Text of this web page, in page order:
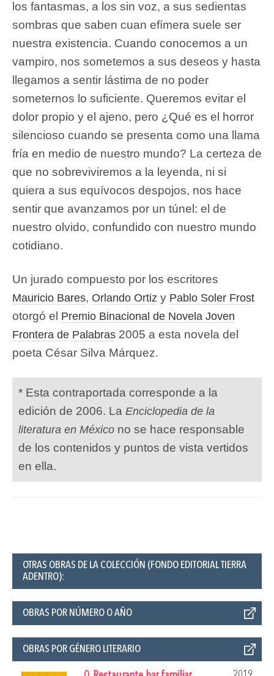
los fantasmas, a los sin voz, a sus sedientas
sombras que saben cuan efímera suele ser
nuestra existencia. Cuando conocemos a un
vampiro, nos sometemos a sus deseos y hasta
llegamos a sentir lástima de no poder
someternos lo suficiente. Queremos evitar el
dolor propio y el ajeno, pero ¿Qué es el horror
silencioso cuando se presenta como una llama
fría en medio de nuestro mundo? La certeza de
que no sobreviviremos a la leyenda, ni si
quiera a sus equívocos despojos, nos hace
sentir que avanzamos por un túnel: el de
nuestro olvido, confundido con nuestro mundo
cotidiano.
Un jurado compuesto por los escritores
Mauricio Bares, Orlando Ortiz y Pablo Soler Frost
otorgó el Premio Binacional de Novela Joven
Frontera de Palabras 2005 a esta novela del
poeta César Silva Márquez.
* Esta contraportada corresponde a la
edición de 2006. La Enciclopedia de la
literatura en México no se hace responsable
de los contenidos y puntos de vista vertidos
en ella.
OTRAS OBRAS DE LA COLECCIÓN (FONDO EDITORIAL TIERRA
ADENTRO):
OBRAS POR NÚMERO O AÑO
OBRAS POR GÉNERO LITERARIO